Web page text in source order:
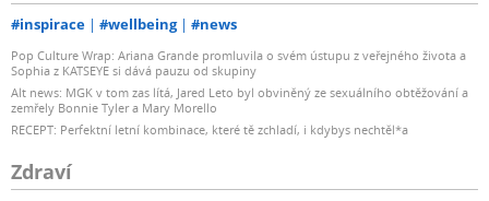
#inspirace #wellbeing #news
Pop Culture Wrap: Ariana Grande promluvila o svém ústupu z veřejného života a
Sophia z KATSEYE si dává pauzu od skupiny
Alt news: MGK v tom zas lítá, Jared Leto byl obviněný ze sexuálního obtěžování a
zemřely Bonnie Tyler a Mary Morello
RECEPT: Perfektní letní kombinace, které tě zchladí, i kdybys nechtěl*a
Zdraví